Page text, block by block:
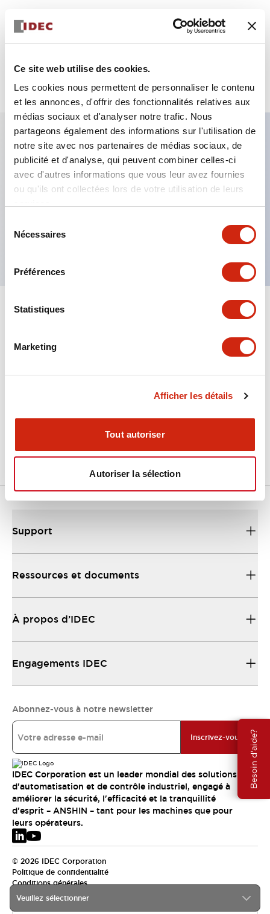
Ce site web utilise des cookies.
Les cookies nous permettent de personnaliser le contenu
et les annonces, d'offrir des fonctionnalités relatives aux
médias sociaux et d'analyser notre trafic. Nous
partageons également des informations sur l'utilisation de
notre site avec nos partenaires de médias sociaux, de
publicité et d'analyse, qui peuvent combiner celles-ci
avec d'autres informations que vous leur avez fournies
ou qu'ils ont collectées lors de votre utilisation de leurs
Nécessaires
Préférences
Statistiques
Marketing
Afficher les détails
Tout autoriser
Autoriser la sélection
Besoin d'aide?
Sélectionner la quantité
Caractéristiques clés
Fixation par regroupement possible
Le commutateur sélecteur avec clé adopte une
structure à goupille à cylindre haute sécurité
La structure de protection est IP65 (IEC60529)
Veuillez sélectionner
Support
Ressources et documents
À propos d’IDEC
Engagements IDEC
Abonnez-vous à notre newsletter
Inscrivez-vous
IDEC Corporation est un leader mondial des solutions
d'automatisation et de contrôle industriel, engagé à
améliorer la sécurité, l'efficacité et la tranquillité
d'esprit – ANSHIN – tant pour les machines que pour
leurs opérateurs.
© 2026 IDEC Corporation
Politique de confidentialité
Conditions générales
EMEA